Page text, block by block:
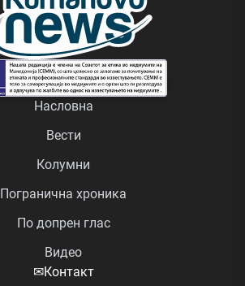
Насловна
Вести
Колумни
Погранична хроника
По допрен глас
Видео
✉Контакт